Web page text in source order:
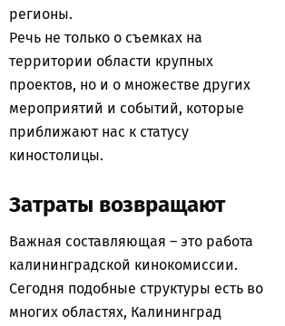
регионы.
Речь не только о съемках на
территории области крупных
проектов, но и о множестве других
мероприятий и событий, которые
приближают нас к статусу
киностолицы.
Затраты возвращают
Важная составляющая – это работа
калининградской кинокомиссии.
Сегодня подобные структуры есть во
многих областях, Калининград